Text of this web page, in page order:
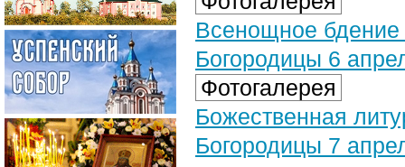
Всенощное бдение
Богородицы 6
Фотогалерея
Божественная
Богородицы 7